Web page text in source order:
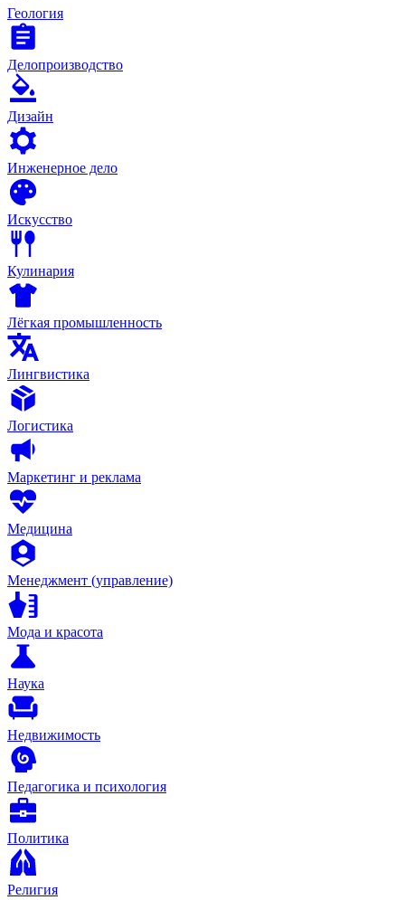
Геология
Делопроизводство
Дизайн
Инженерное дело
Искусство
Кулинария
Лёгкая промышленность
Лингвистика
Логистика
Маркетинг и реклама
Медицина
Менеджмент (управление)
Мода и красота
Наука
Недвижимость
Педагогика и психология
Политика
Религия